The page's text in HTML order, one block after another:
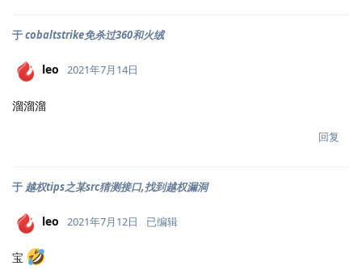
于cobaltstrike免杀过360和火绒
leo 2021年7月14日
溜溜溜
回复
于 越权tips之某src猜测接口,找到越权漏洞
leo 2021年7月12日 已编辑
宝